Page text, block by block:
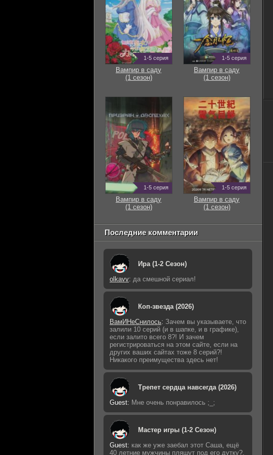
1-5 серия
Вампир в саду
(1 сезон)
1-5 серия
Вампир в саду
(1 сезон)
1-5 серия
Вампир в саду
(1 сезон)
1-5 серия
Вампир в саду
(1 сезон)
Последние комментарии
Ира (1-2 Сезон)
olkavv: да смешной сериал!
Коп-звезда (2026)
ВамИНеСнилось: Зачем вы указываете, что
залили 10 серий (и в шапке, и в графике),
если залито всего 8?! И зачем
регистрироваться на этом сайте, если на
других ваших сайтах тоже 8 серий?!
Никакого преимущества здесь нет!
Трепет сердца навсегда (2026)
Guest: Мне очень понравилось ;_;
Мастер игры (1-2 Сезон)
Guest: как же уже заебал этот Саша, ещё
40 летние мужчины пляшут под его дутку?,